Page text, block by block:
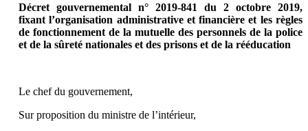
Décret gouvernemental n° 2019-841 du 2 octobre 2019,
fixant l’organisation administrative et financière et les règles
de fonctionnement de la mutuelle des personnels de la police
et de la sûreté nationales et des prisons et de la rééducation
Le chef du gouvernement,
Sur proposition du ministre de l’intérieur,